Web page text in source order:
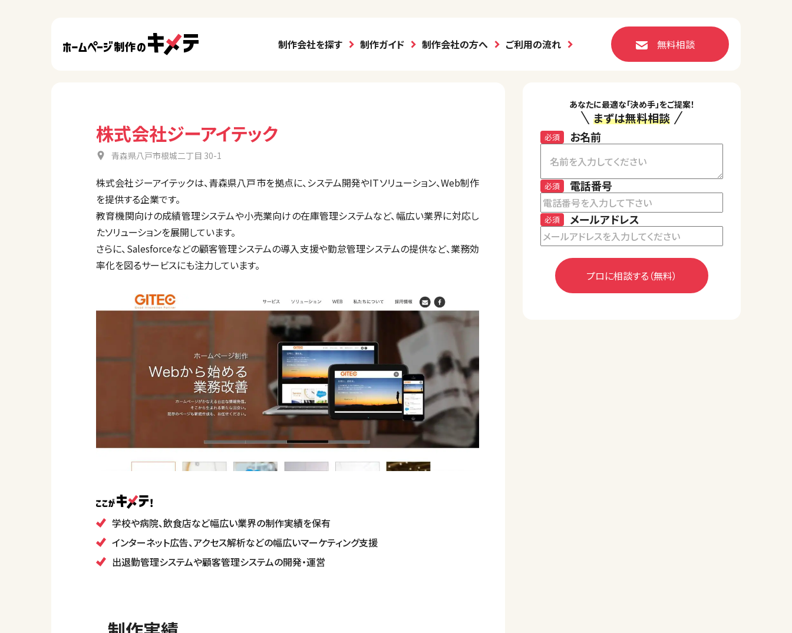
制作会社を探す 制作ガイド 制作会社の方へ ご利用の流れ 無料相談
株式会社ジーアイテック
青森県八戸市根城二丁目 30-1
株式会社ジーアイテックは、青森県八戸市を拠点に、システム開発やITソリューション、Web制作
を提供する企業です。
教育機関向けの成績管理システムや小売業向けの在庫管理システムなど、幅広い業界に対応し
たソリューションを展開しています。
さらに、Salesforceなどの顧客管理システムの導入支援や勤怠管理システムの提供など、業務効
率化を図るサービスにも注力しています。
学校や病院、飲食店など幅広い業界の制作実績を保有
インターネット広告、アクセス解析などの幅広いマーケティング支援
出退勤管理システムや顧客管理システムの開発・運営
あなたに最適な「決め手」をご提案！
まずは無料相談
お名前
必須
電話番号
必須
メールアドレス
必須